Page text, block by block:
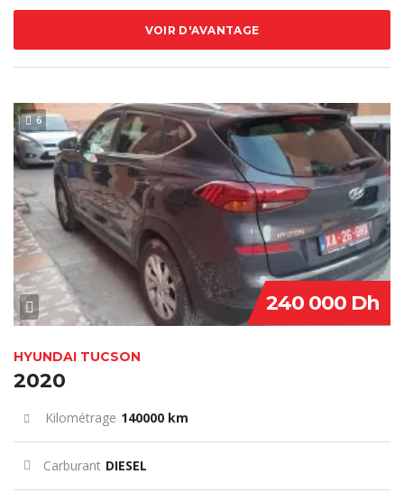
VOIR D'AVANTAGE
6
240 000 Dh
HYUNDAI TUCSON
2020
Kilométrage 140000 km
Carburant DIESEL